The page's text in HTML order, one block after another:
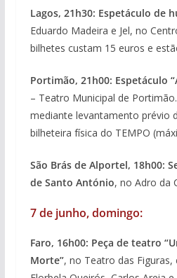
Lagos, 21h30: Espetáculo de
Eduardo Madeira e Jel, no
bilhetes custam 15 euros e
Portimão, 21h00: Espetáculo
– Teatro Municipal de
mediante levantamento prévio
bilheteira física do TEMPO
São Brás de Alportel, 18h00:
de Santo António, no Adro da
7 de junho, domingo:
Faro, 16h00: Peça de teatro
Morte”, no Teatro das Figuras,